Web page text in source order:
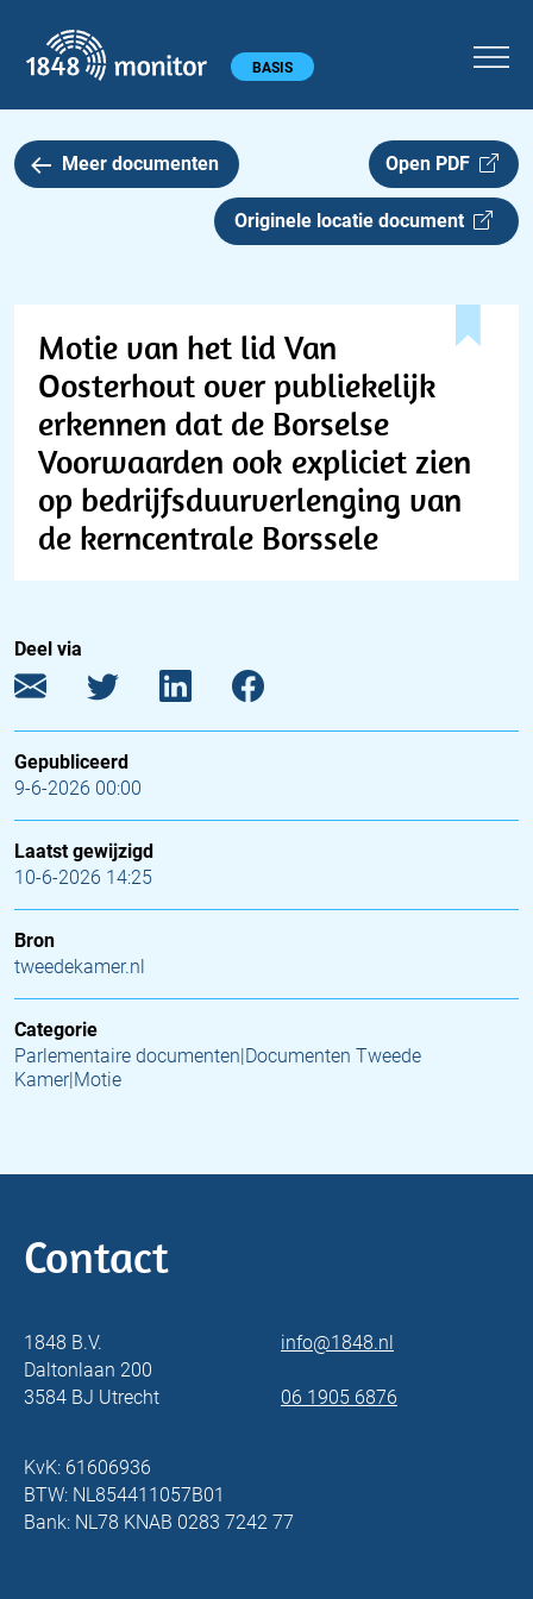
Hoofdmenu BASIS
Meer documenten Open PDF
Originele locatie document
Motie van het lid Van
Oosterhout over publiekelijk
erkennen dat de Borselse
Voorwaarden ook expliciet zien
op bedrijfsduurverlenging van
de kerncentrale Borssele
Deel via
Gepubliceerd
9-6-2026 00:00
Laatst gewijzigd
10-6-2026 14:25
Bron
tweedekamer.nl
Categorie
Parlementaire documenten|Documenten Tweede
Kamer|Motie
Contact
1848 B.V.
Daltonlaan 200
3584 BJ Utrecht
info@1848.nl
06 1905 6876
KvK: 61606936
BTW: NL854411057B01
Bank: NL78 KNAB 0283 7242 77